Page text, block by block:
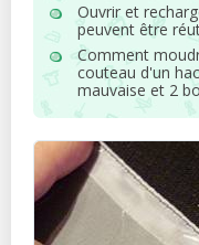
Ouvrir et
peuvent être
Comment
couteau d'un
mauvaise et 2